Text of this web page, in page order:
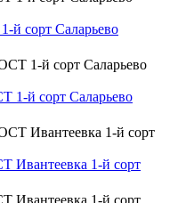
й сорт Саларьево
1-й сорт Саларьево
Ивантеевка 1-й сорт